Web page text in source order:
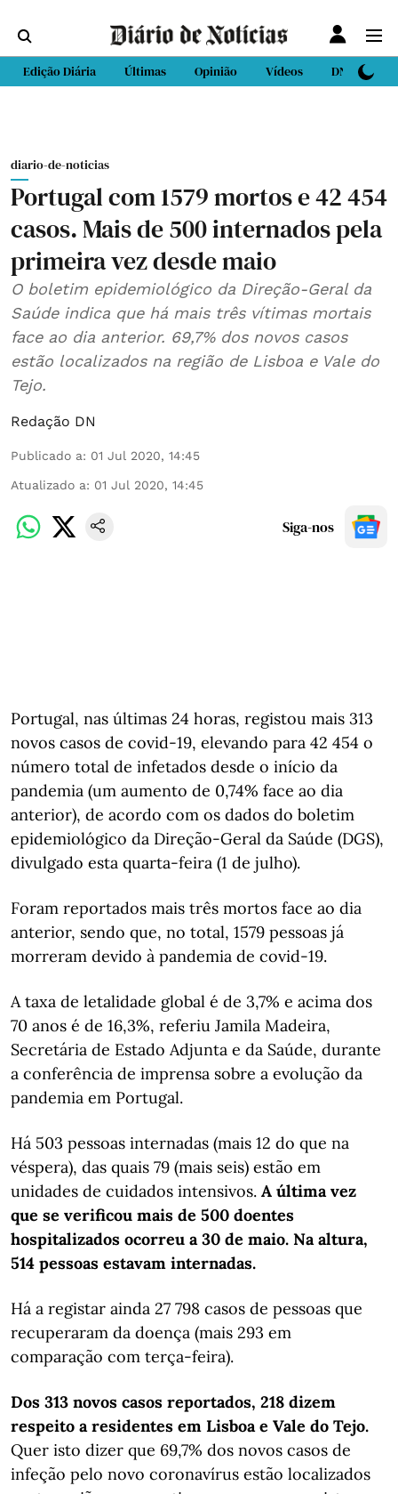
Edição Diária Últimas Opinião Vídeos DN Sport
diario-de-noticias
Portugal com 1579 mortos e 42 454
casos. Mais de 500 internados pela
primeira vez desde maio
O boletim epidemiológico da Direção-Geral da
Saúde indica que há mais três vítimas mortais
face ao dia anterior. 69,7% dos novos casos
estão localizados na região de Lisboa e Vale do
Tejo.
Redação DN
Publicado a: 01 Jul 2020, 14:45
Atualizado a: 01 Jul 2020, 14:45
Siga-nos
Portugal, nas últimas 24 horas, registou mais 313
novos casos de covid-19, elevando para 42 454 o
número total de infetados desde o início da
pandemia (um aumento de 0,74% face ao dia
anterior), de acordo com os dados do boletim
epidemiológico da Direção-Geral da Saúde (DGS),
divulgado esta quarta-feira (1 de julho).
Foram reportados mais três mortos face ao dia
anterior, sendo que, no total, 1579 pessoas já
morreram devido à pandemia de covid-19.
A taxa de letalidade global é de 3,7% e acima dos
70 anos é de 16,3%, referiu Jamila Madeira,
Secretária de Estado Adjunta e da Saúde, durante
a conferência de imprensa sobre a evolução da
pandemia em Portugal.
Há 503 pessoas internadas (mais 12 do que na
véspera), das quais 79 (mais seis) estão em
unidades de cuidados intensivos. A última vez
que se verificou mais de 500 doentes
hospitalizados ocorreu a 30 de maio. Na altura,
514 pessoas estavam internadas.
Há a registar ainda 27 798 casos de pessoas que
recuperaram da doença (mais 293 em
comparação com terça-feira).
Dos 313 novos casos reportados, 218 dizem
respeito a residentes em Lisboa e Vale do Tejo.
Quer isto dizer que 69,7% dos novos casos de
infeção pelo novo coronavírus estão localizados